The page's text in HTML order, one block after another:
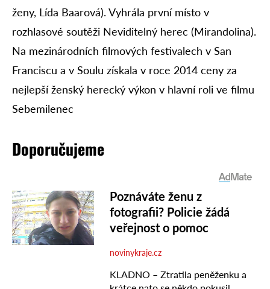
ženy, Lída Baarová). Vyhrála první místo v
rozhlasové soutěži Neviditelný herec (Mirandolina).
Na mezinárodních filmových festivalech v San
Franciscu a v Soulu získala v roce 2014 ceny za
nejlepší ženský herecký výkon v hlavní roli ve filmu
Sebemilenec
Doporučujeme